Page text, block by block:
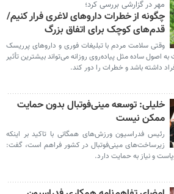
مهر در گزارشی بررسی کرد؛
چگونه از خطرات داروهای لاغری فرار کنیم/
قدم‌های کوچک برای اتفاق بزرگ
وقتی سلامت مردم با تبلیغات فوری و داروهای پرریسک
اصول ساده مثل پیاده‌روی روزانه می‌تواند بیشترین تأثیر
داشته باشد و خطرات را دور کند.
خلیلی: توسعه مینی‌فوتبال بدون حمایت
ممکن نیست
رئیس فدراسیون ورزش‌های همگانی با تاکید بر اینکه
زیرساخت‌های مینی‌فوتبال در کشور فراهم است، گفت:
و نیاز به حمایت دارد.